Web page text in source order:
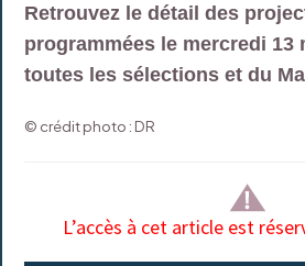
Retrouvez le détail des
programmées le mercredi 13
toutes les sélections et du
© crédit photo : DR
L’accès à cet article est